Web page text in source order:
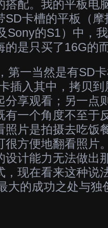
搭配。我的平板电
SD卡槽的平板（
Sony的S1）中，
是只买了16G的
第一当然是有SD
插入其中，拷贝
分享观看；另一点
有一个角度不至于
照片是拍摄去吃饭
很方便地翻看照片
设计能力无法做出
，现在看来这种说
大的成功之处与独